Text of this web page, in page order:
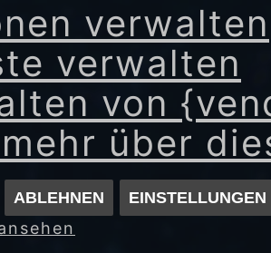
verwalten
verwalten
von
über
ABLEHNEN